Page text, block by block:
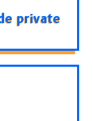
private